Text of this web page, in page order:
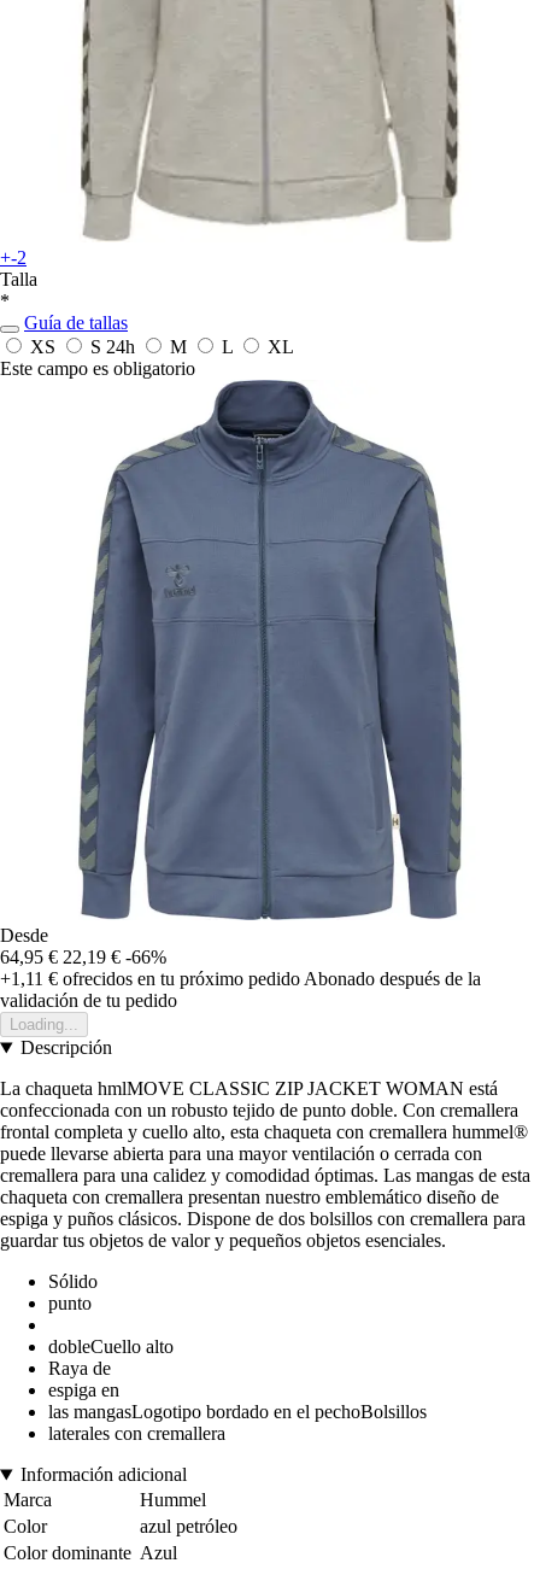
+-2
Talla
*
Guía de tallas
XS
S 24h M L
XL
Este campo es obligatorio
Desde
64,95 € 22,19 € -66%
+1,11 € ofrecidos en tu próximo pedido Abonado después de la
validación de tu pedido
Loading...
Descripción
La chaqueta hmlMOVE CLASSIC ZIP JACKET WOMAN está
confeccionada con un robusto tejido de punto doble. Con cremallera
frontal completa y cuello alto, esta chaqueta con cremallera hummel®
puede llevarse abierta para una mayor ventilación o cerrada con
cremallera para una calidez y comodidad óptimas. Las mangas de esta
chaqueta con cremallera presentan nuestro emblemático diseño de
espiga y puños clásicos. Dispone de dos bolsillos con cremallera para
guardar tus objetos de valor y pequeños objetos esenciales.
Sólido
punto
dobleCuello alto
Raya de
espiga en
las mangasLogotipo bordado en el pechoBolsillos
laterales con cremallera
Información adicional
Marca
Hummel
Color
azul petróleo
Color dominante Azul